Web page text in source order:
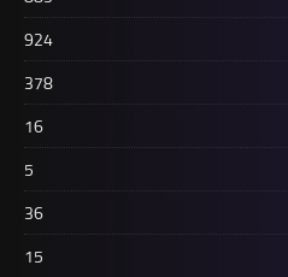
924
378
16
5
36
15